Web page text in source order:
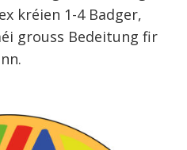
kréien 1-4 Badger,
grouss Bedeitung fir